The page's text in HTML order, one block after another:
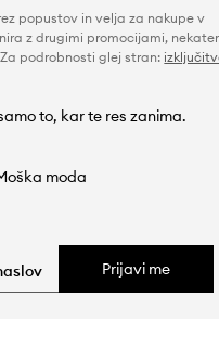
popustov in velja za nakupe v
z drugimi promocijami,
podrobnosti glej stran:
to, kar te res zanima.
moda
Prijavi me